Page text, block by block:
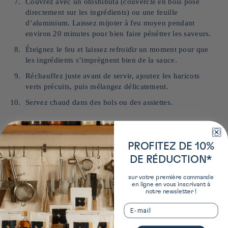
directement sur les ingrédients) ou une feuille
d’aluminium. Laissez mijoter à feu moyen pendant
environ 20 minutes pour bien faire pénétrer les saveurs.
Éteignez le feu et laissez refroidir un moment pour que
les ingrédients s’imprègnent bien de la sauce.
Réchauffez juste avant de servir, ajoutez les haricots
verts précuits, puis mélangez délicatement.
Servez chaud dans des bols ou des assiettes.
Les indispensables de la cuisine
PROFITEZ DE 10%
DE RÉDUCTION*
sur votre première commande
en ligne en vous inscrivant à
notre newsletter !
Email